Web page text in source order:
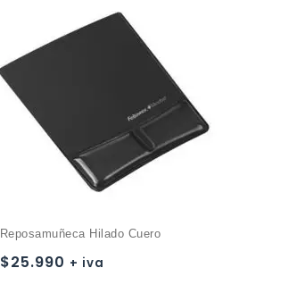
Reposamuñeca Hilado Cuero
$25.990 + iva